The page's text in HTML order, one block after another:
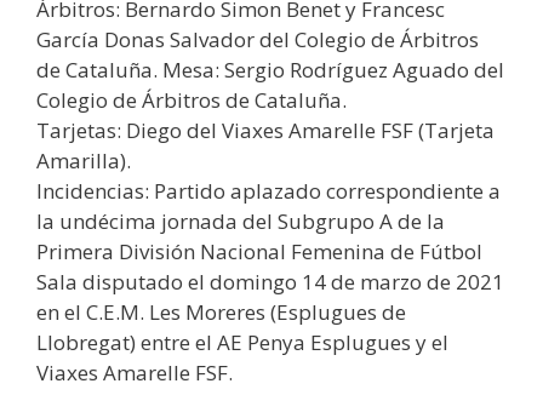
Árbitros: Bernardo Simon Benet y Francesc
García Donas Salvador del Colegio de Árbitros
de Cataluña. Mesa: Sergio Rodríguez Aguado del
Colegio de Árbitros de Cataluña.
Tarjetas: Diego del Viaxes Amarelle FSF (Tarjeta
Amarilla).
Incidencias: Partido aplazado correspondiente a
la undécima jornada del Subgrupo A de la
Primera División Nacional Femenina de Fútbol
Sala disputado el domingo 14 de marzo de 2021
en el C.E.M. Les Moreres (Esplugues de
Llobregat) entre el AE Penya Esplugues y el
Viaxes Amarelle FSF.